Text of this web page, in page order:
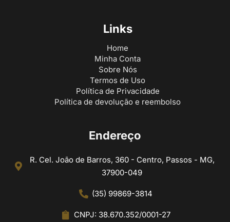
Links
Home
Minha Conta
Sobre Nós
Termos de Uso
Política de Privacidade
Política de devolução e reembolso
Endereço
R. Cel. João de Barros, 360 - Centro, Passos - MG,
37900-049
(35) 99869-3814
CNPJ: 38.670.352/0001-27